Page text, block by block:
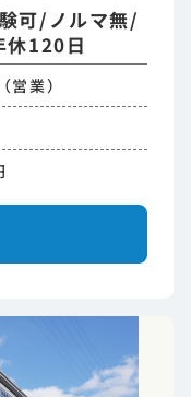
可/ノルマ無/
休120日
営業）